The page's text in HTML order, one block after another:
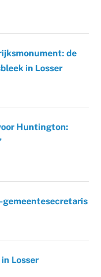
de
in Losser
Huntington:
gemeentesecretaris
Losser